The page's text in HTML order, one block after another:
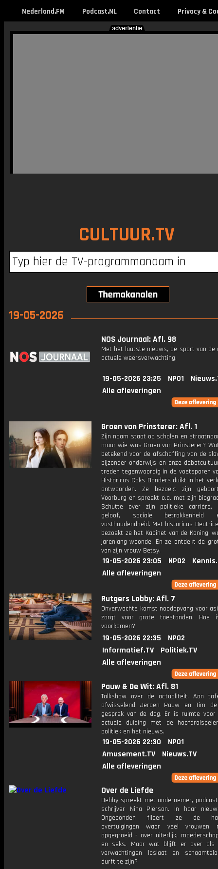
Nederland.FM Podcast.NL Contact Privacy &
CULTUUR.TV
19-05-2026
NOS Journaal: Afl. 98
Met het laatste nieuws, de sport van de
actuele weersverwachting.
19-05-2026 23:25 NPO1
Alle afleveringen
Groen van Prinsterer: Afl. 1
Zijn naam staat op scholen en
maar wie was Groen van Prinsterer?
betekend voor de afschaffing van de
bijzonder onderwijs en onze
treden tegenwoordig in de voetsporen
Historicus Coks Donders duikt in het
antwoorden. Ze bezoekt zijn
Voorburg en spreekt o.a. met zijn
Schutte over zijn politieke carrière,
geloof, sociale
vasthoudendheid. Met historicus
bezoekt ze het Kabinet van de Koning,
jarenlang woonde. En ze ontdekt de
van zijn vrouw Betsy.
19-05-2026 23:05 NPO2
Alle afleveringen
Rutgers Lobby: Afl. 7
Onverwachte komst noodopvang voor
zorgt voor grote toestanden.
voorkomen?
19-05-2026 22:35
NPO2
Informatief.TV
Politiek.TV
Alle afleveringen
Pauw & De Wit: Afl. 81
Talkshow over de actualiteit. Aan
afwisselend Jeroen Pauw en Tim
gesprek van de dag. Er is ruimte
actuele duiding met de
politiek en het nieuws.
19-05-2026 22:30
NPO1
Amusement.TV
Nieuws.TV
Alle afleveringen
Over de Liefde
Debby spreekt met ondernemer,
schrijver Nina Pierson. In haar
Ongebonden fileert ze de
overtuigingen waar veel vrouwen
opgegroeid - over uiterlijk,
en seks. Maar wat blijft er over
verwachtingen loslaat en
durft te zijn?